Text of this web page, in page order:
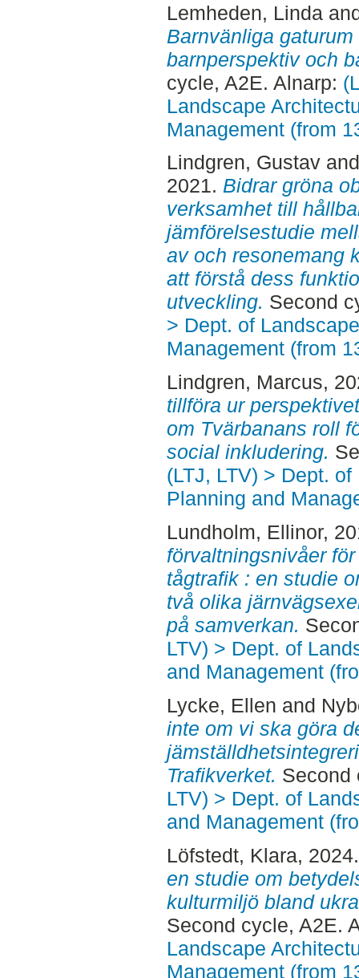
Lemheden, Linda
Barnvänliga
barnperspektiv och
cycle, A2E. Alnarp:
Landscape
Management (from
Lindgren, Gustav
2021. Bidrar gröna
verksamhet till
jämförelsestudie
av och resonemang
att förstå dess
utveckling. Second
> Dept. of
Management (from
Lindgren, Marcus,
tillföra ur
om Tvärbanans roll
social inkludering.
(LTJ, LTV) > Dept.
Planning and
Lundholm, Ellinor,
förvaltningsnivåer
tågtrafik : en studie
två olika
på samverkan.
LTV) > Dept. of
and Management
Lycke, Ellen and
inte om vi ska göra
Trafikverket. Second
LTV) > Dept. of
and Management
Löfstedt, Klara,
en studie om
kulturmiljö bland
Second cycle, A2E.
Landscape
Management (from